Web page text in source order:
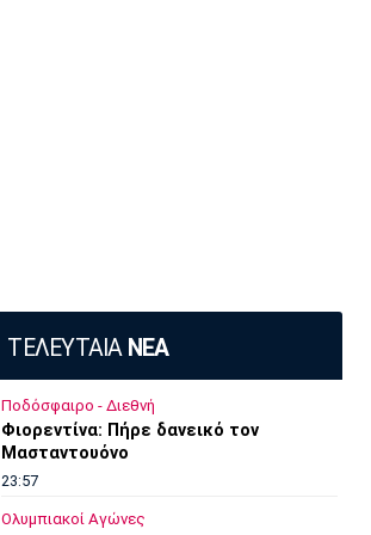
ΤΕΛΕΥΤΑΙΑ ΝΕΑ
Ποδόσφαιρο - Διεθνή
Φιορεντίνα: Πήρε δανεικό τον
Μασταντουόνο
23:57
Ολυμπιακοί Αγώνες